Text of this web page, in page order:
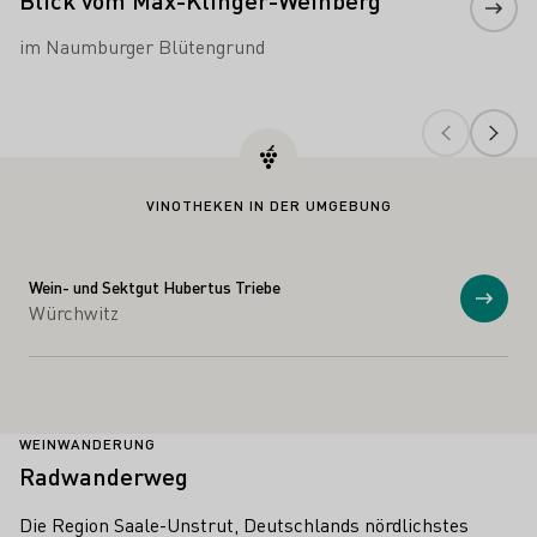
im Naumburger Blütengrund
VINOTHEKEN IN DER UMGEBUNG
Wein- und Sektgut Hubertus Triebe
Würchwitz
WEINWANDERUNG
Radwanderweg
Die Region Saale-Unstrut, Deutschlands nördlichstes